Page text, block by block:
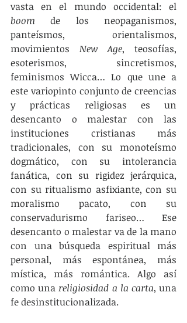
boom de los neopaganismos,
panteísmos, orientalismos,
movimientos New Age, teosofías,
esoterismos, sincretismos,
feminismos Wicca… Lo que une a
este variopinto conjunto de creencias
y prácticas religiosas es un
desencanto o malestar con las
instituciones cristianas más
tradicionales, con su monoteísmo
dogmático, con su intolerancia
fanática, con su rigidez jerárquica,
con su ritualismo asfixiante, con su
moralismo pacato, con su
conservadurismo fariseo… Ese
desencanto o malestar va de la mano
con una búsqueda espiritual más
personal, más espontánea, más
mística, más romántica. Algo así
como una religiosidad a la carta, una
fe desinstitucionalizada.